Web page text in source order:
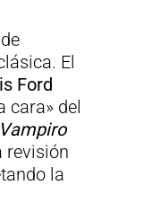
El
Ford
cara» del
revisión
la